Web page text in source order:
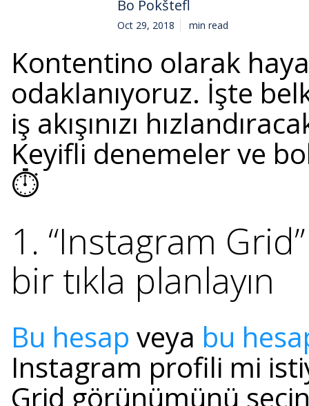
Bo Pokštefl
Oct 29, 2018 min read
Kontentino olarak
odaklanıyoruz. İşte
iş akışınızı
Keyifli denemeler ve
⏱
1. “Instagram
bir tıkla planlayın
Bu hesap veya bu
Instagram profili mi
Grid görünümünü